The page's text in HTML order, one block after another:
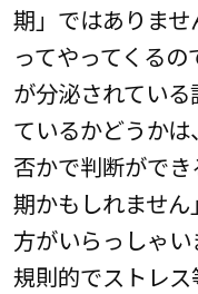
期」ではありま
ってやってくる
が分泌されてい
ているかどうか
否かで判断がで
期かもしれませ
方がいらっしゃ
規則的でストレ